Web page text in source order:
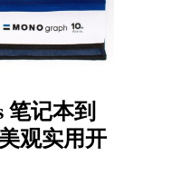
笔记本到
观实用开